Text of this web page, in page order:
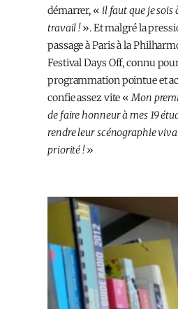
démarrer, « il faut que je sois
travail !». Et malgré la
passage à Paris à la
Festival Days Off, connu
programmation pointue et
confie assez vite «Mon
de faire honneur à mes 19
rendre leur scénographie
priorité !»